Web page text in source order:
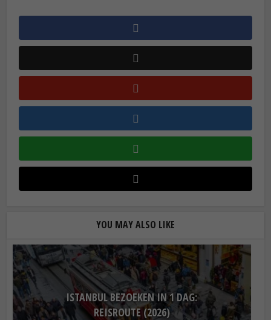
YOU MAY ALSO LIKE
ISTANBUL BEZOEKEN IN 1 DAG:
REISROUTE (2026)